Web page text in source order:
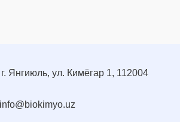
г. Янгиюль, ул. Кимёгар 1, 112004
info@biokimyo.uz